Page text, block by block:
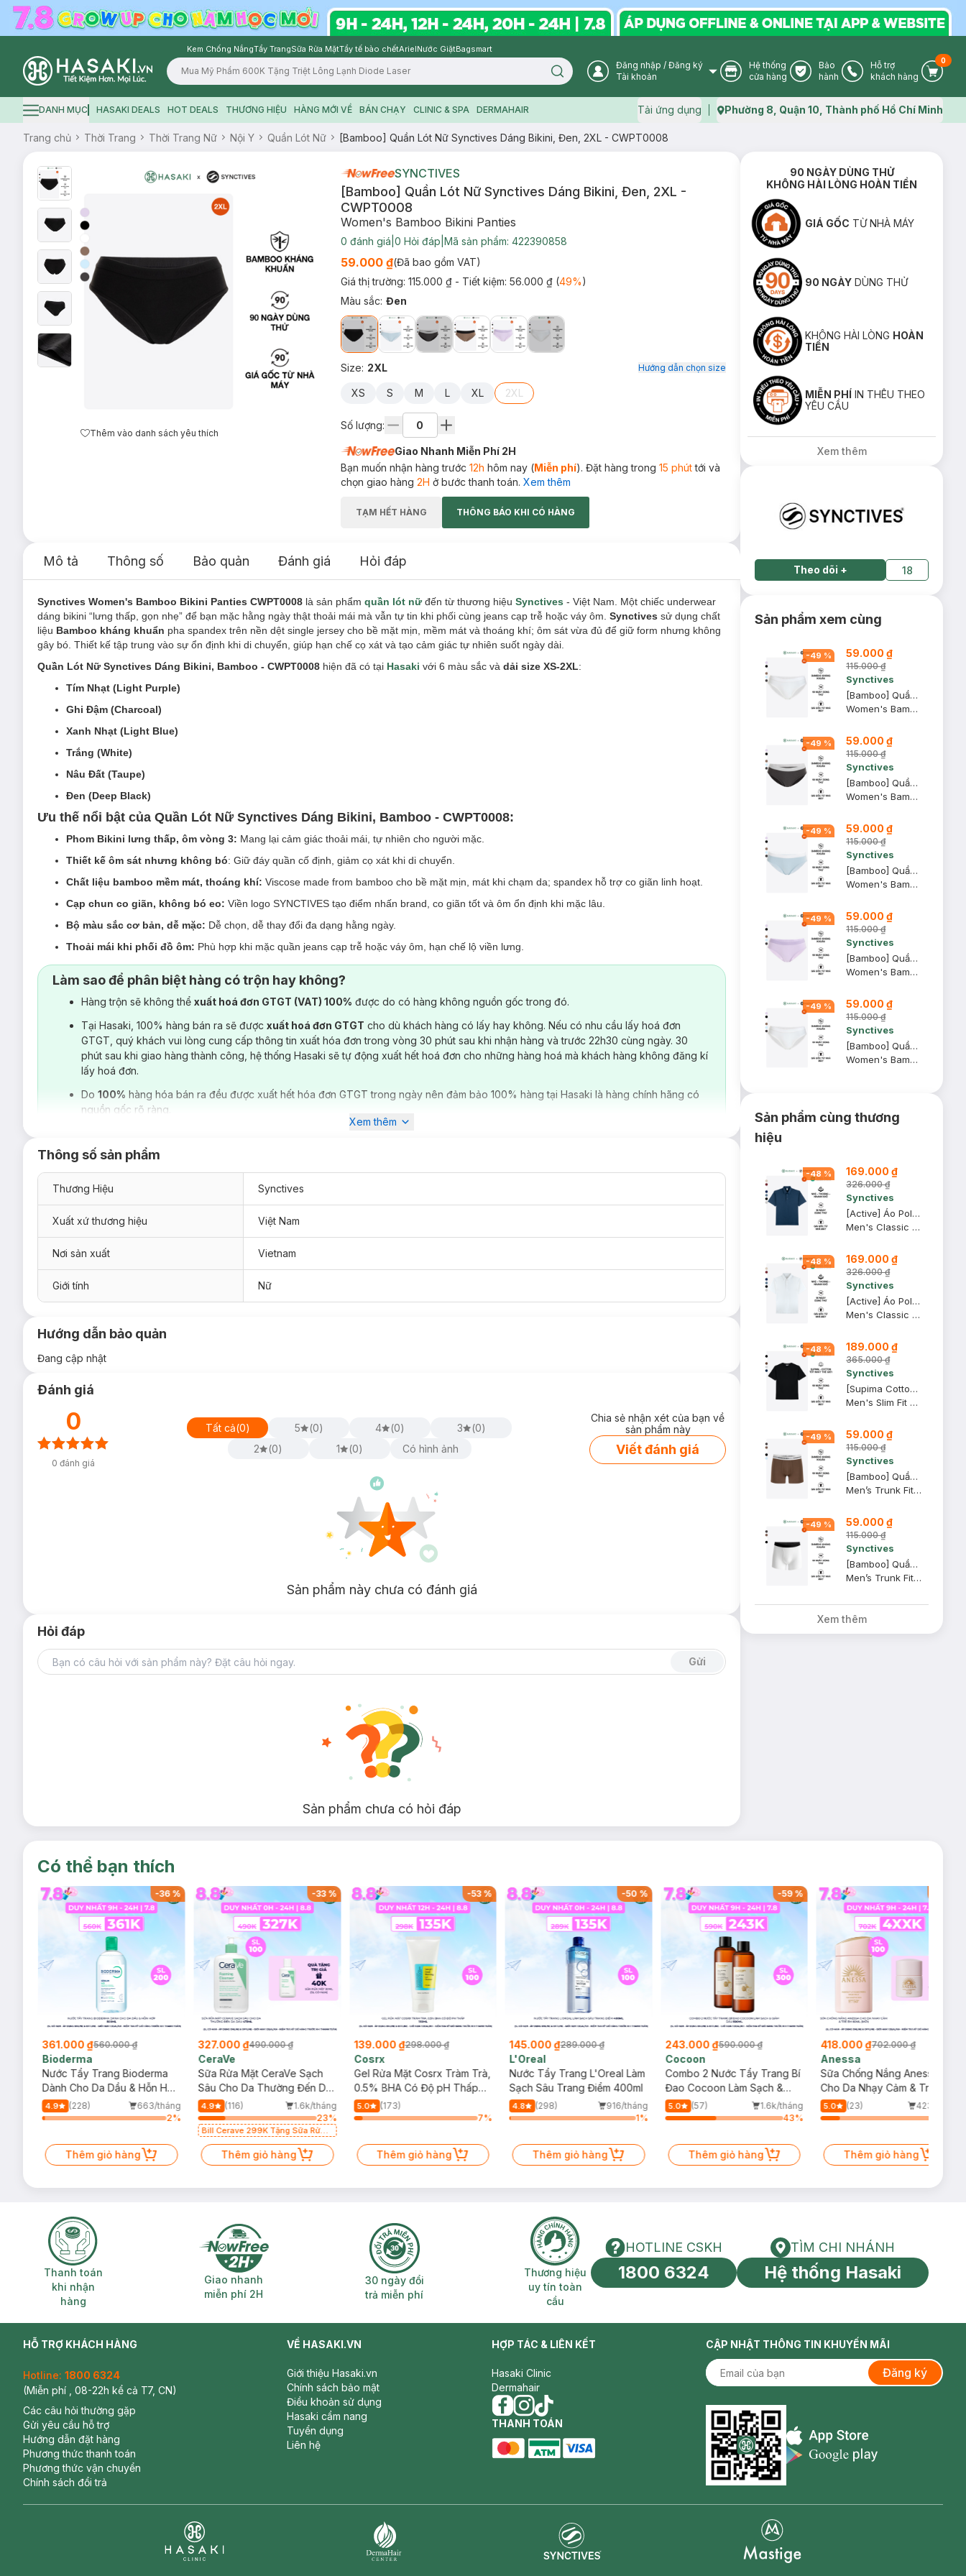
Kem Chống NắngTẩy TrangSữa Rửa MặtTẩy tế bào chếtArielNước GiặtBagsmart
Logo
Search icon User Icon
Đăng nhập / Đăng ký
Tài khoản
Store Icon
Hệ thống
cửa hàng
Warranty Icon
Bảo
hành
Phone Icon
Hỗ trợ
khách hàng
Cart
0
Hamburger icon
DANH MỤC HASAKI DEALS HOT DEALS THƯƠNG HIỆU HÀNG MỚI VỀ BÁN CHẠY CLINIC & SPA DERMAHAIR Tải ứng dụng Map icon
Phường 8, Quận 10, Thành phố Hồ Chí Minh
Trang chủ Thời Trang Thời Trang Nữ Nội Y Quần Lót Nữ [Bamboo] Quần Lót Nữ Synctives Dáng Bikini, Đen, 2XL - CWPT0008
Thêm vào danh sách yêu thích
SYNCTIVES
[Bamboo] Quần Lót Nữ Synctives Dáng Bikini, Đen, 2XL -
CWPT0008
Women's Bamboo Bikini Panties
0 đánh giá 0 Hỏi đáp Mã sản phẩm: 422390858
59.000 ₫(Đã bao gồm VAT)
Giá thị trường: 115.000 ₫ - Tiết kiệm: 56.000 ₫(49%)
Màu sắc: Đen
Size: 2XL Hướng dẫn chọn size
XS S M L XL 2XL
Số lượng:
Giao Nhanh Miễn Phí 2H
Bạn muốn nhận hàng trước 12h hôm nay (Miễn phí). Đặt hàng trong 15 phúttới và
chọn giao hàng 2H ở bước thanh toán. Xem thêm
TẠM HẾT HÀNG THÔNG BÁO KHI CÓ HÀNG
Mô tả Thông số Bảo quản Đánh giá Hỏi đáp
Synctives Women's Bamboo Bikini Panties CWPT0008 là sản phẩm quần lót nữđến từ thương hiệu Synctives - Việt Nam. Một chiếc underwear
dáng bikini “lưng thấp, gọn nhẹ” để bạn mặc hằng ngày thật thoải mái mà vẫn tự tin khi phối cùng jeans cạp trễ hoặc váy ôm. Synctives sử dụng chất
liệu Bamboo kháng khuẩn pha spandex trên nền dệt single jersey cho bề mặt mịn, mềm mát và thoáng khí; ôm sát vừa đủ để giữ form nhưng không
gây bó. Thiết kế tập trung vào sự ổn định khi di chuyển, giúp hạn chế cọ xát và tạo cảm giác tự nhiên suốt ngày dài.
Quần Lót Nữ Synctives Dáng Bikini, Bamboo - CWPT0008 hiện đã có tại Hasaki với 6 màu sắc và dải size XS-2XL:
Tím Nhạt (Light Purple)
Ghi Đậm (Charcoal)
Xanh Nhạt (Light Blue)
Trắng (White)
Nâu Đất (Taupe)
Đen (Deep Black)
Ưu thế nổi bật của Quần Lót Nữ Synctives Dáng Bikini, Bamboo - CWPT0008:
Phom Bikini lưng thấp, ôm vòng 3: Mang lại cảm giác thoải mái, tự nhiên cho người mặc.
Thiết kế ôm sát nhưng không bó: Giữ đáy quần cố định, giảm cọ xát khi di chuyển.
Chất liệu bamboo mềm mát, thoáng khí: Viscose made from bamboo cho bề mặt mịn, mát khi chạm da; spandex hỗ trợ co giãn linh hoạt.
Cạp chun co giãn, không bó eo: Viền logo SYNCTIVES tạo điểm nhấn brand, co giãn tốt và ôm ổn định khi mặc lâu.
Bộ màu sắc cơ bản, dễ mặc: Dễ chọn, dễ thay đổi đa dạng hằng ngày.
Thoải mái khi phối đồ ôm: Phù hợp khi mặc quần jeans cạp trễ hoặc váy ôm, hạn chế lộ viền lưng.
Trọng lượng cân bằng giữa độ mịn và độ đứng vải, không quá mỏng gây lộ, không quá dày gây bí.
Làm sao để phân biệt hàng có trộn hay không?
Hàng trộn sẽ không thể xuất hoá đơn GTGT (VAT) 100% được do có hàng không nguồn gốc trong đó.
Tại Hasaki, 100% hàng bán ra sẽ được xuất hoá đơn GTGT cho dù khách hàng có lấy hay không. Nếu có nhu cầu lấy hoá đơn
GTGT, quý khách vui lòng cung cấp thông tin xuất hóa đơn trong vòng 30 phút sau khi nhận hàng và trước 22h30 cùng ngày. 30
phút sau khi giao hàng thành công, hệ thống Hasaki sẽ tự động xuất hết hoá đơn cho những hàng hoá mà khách hàng không đăng kí
lấy hoá đơn.
Do 100% hàng hóa bán ra đều được xuất hết hóa đơn GTGT trong ngày nên đảm bảo 100% hàng tại Hasaki là hàng chính hãng có
nguồn gốc rõ ràng.
Xem thêm
Thông số sản phẩm
Thương Hiệu Synctives
Xuất xứ thương hiệu Việt Nam
Nơi sản xuất Vietnam
Giới tính Nữ
Hướng dẫn bảo quản
Đang cập nhật
Đánh giá
0
0 đánh giá
Tất cả(0) 5 (0) 4 (0) 3 (0)
2
(0) 1 (0) Có hình ảnh
Chia sẻ nhận xét của bạn về
sản phẩm này
Viết đánh giá
Sản phẩm này chưa có đánh giá
Hỏi đáp
Gửi
Sản phẩm chưa có hỏi đáp
90 NGÀY DÙNG THỬ
KHÔNG HÀI LÒNG HOÀN TIỀN
GIÁ GỐC TỪ NHÀ MÁY
90 NGÀY DÙNG THỬ
KHÔNG HÀI LÒNG HOÀN
TIỀN
MIỄN PHÍ IN THÊU THEO
YÊU CẦU
Xem thêm
Theo dõi + 18
Sản phẩm xem cùng
-49 % 59.000 ₫
115.000 ₫
Synctives
[Bamboo] Quần Lót Nữ Synctives Dáng Bikini, Trắng, XS - CWPT0008
Women's Bamboo Bikini Panties
-49 % 59.000 ₫
115.000 ₫
Synctives
[Bamboo] Quần Lót Nữ Synctives Dáng Bikini, Ghi Đậm, XL - CWPT0008
Women's Bamboo Bikini Panties
-49 % 59.000 ₫
115.000 ₫
Synctives
[Bamboo] Quần Lót Nữ Synctives Dáng Bikini, Xanh Nhạt, XS - CWPT0008
Women's Bamboo Bikini Panties
-49 % 59.000 ₫
115.000 ₫
Synctives
[Bamboo] Quần Lót Nữ Synctives Dáng Bikini, Tím Nhạt, S - CWPT0008
Women's Bamboo Bikini Panties
-49 % 59.000 ₫
115.000 ₫
Synctives
[Bamboo] Quần Lót Nữ Synctives Dáng Bikini, Trắng, XL - CWPT0008
Women's Bamboo Bikini Panties
Sản phẩm cùng thương
hiệu
-48 % 169.000 ₫
326.000 ₫
Synctives
[Active] Áo Polo Nam Synctives Classic Fit, Xanh Đen, S - CMPO0013
Men's Classic Fit Polo Shirt
-48 % 169.000 ₫
326.000 ₫
Synctives
[Active] Áo Polo Nam Synctives Classic Fit, Trắng, M - CMPO0013
Men's Classic Fit Polo Shirt
-48 % 189.000 ₫
365.000 ₫
Synctives
[Supima Cotton] Áo Thun Nam Synctives Slim Fit, Đen, M - CMTS0029
Men's Slim Fit T-shirt
-49 % 59.000 ₫
115.000 ₫
Synctives
[Bamboo] Quần Lót Nam Synctives Dáng Trunk, Nâu Đất, XS - CMUW0028
Men’s Trunk Fit Underwear
-49 % 59.000 ₫
115.000 ₫
Synctives
[Bamboo] Quần Lót Nam Synctives Dáng Trunk, Trắng, S - CMUW0021
Men’s Trunk Fit Underwear
Xem thêm
Có thể bạn thích
-36%
361.000 ₫560.000 ₫
Bioderma
Nước Tẩy Trang Bioderma
Dành Cho Da Dầu & Hỗn Hợp
500ml
4.9 (228)
663/tháng
2%
Thêm giỏ hàng
-33%
327.000 ₫490.000 ₫
CeraVe
Sữa Rửa Mặt CeraVe Sạch
Sâu Cho Da Thường Đến Da
Dầu 473ml
4.9 (116)
1.6k/tháng
23%
Bill Cerave 299K Tặng Sữa Rửa
Thêm giỏ hàng
-53%
139.000 ₫298.000 ₫
Cosrx
Gel Rửa Mặt Cosrx Tràm Trà,
0.5% BHA Có Độ pH Thấp
150ml
5.0
(173)
7%
Thêm giỏ hàng
-50 %
145.000 ₫289.000 ₫
L'Oreal
Nước Tẩy Trang L'Oreal Làm
Sạch Sâu Trang Điểm 400ml
4.8 (298)
916/tháng
1%
Thêm giỏ hàng
-59%
243.000 ₫590.000 ₫
Cocoon
Combo 2 Nước Tẩy Trang Bí
Đao Cocoon Làm Sạch &
Giảm Dầu 500ml
5.0 (57)
1.6k/tháng
43%
Thêm giỏ hàng
418.000 ₫702.000 ₫
Anessa
Sữa Chống Nắng Anessa
Cho Da Nhạy Cảm & Trẻ Em
60ml (Mới)
5.0 (23)
423/tháng
Thêm giỏ hàng
Thanh toán khi nhận hàng
Thanh toán
khi nhận
hàng
Giao nhanh miễn phí 2H
Giao nhanh
miễn phí 2H
30 ngày đổi trả miễn phí
30 ngày đổi
trả miễn phí
Thương hiệu uy tín toàn cầu
Thương hiệu
uy tín toàn
cầu
HOTLINE CSKH
HOTLINE CSKH
1800 6324
Tìm chi nhánh
TÌM CHI NHÁNH
Hệ thống Hasaki
HỖ TRỢ KHÁCH HÀNG
Hotline: 1800 6324
(Miễn phí , 08-22h kể cả T7, CN)
Các câu hỏi thường gặp
Gửi yêu cầu hỗ trợ
Hướng dẫn đặt hàng
Phương thức thanh toán
Phương thức vận chuyển
Chính sách đổi trả
VỀ HASAKI.VN
Giới thiệu Hasaki.vn
Chính sách bảo mật
Điều khoản sử dụng
Hasaki cẩm nang
Tuyển dụng
Liên hệ
HỢP TÁC & LIÊN KẾT
Hasaki Clinic
Dermahair
facebook
instagram
tiktok
THANH TOÁN
CẬP NHẬT THÔNG TIN KHUYẾN MÃI
Đăng ký
Appstore icon